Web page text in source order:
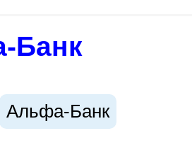
Банк
Альфа-Банк